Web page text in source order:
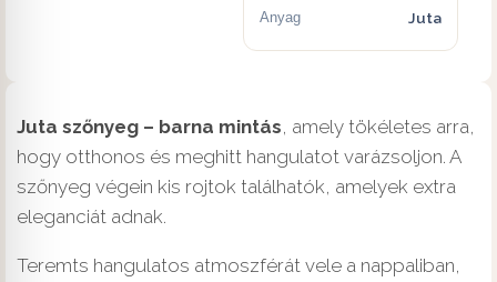
Anyag Juta
Juta szőnyeg – barna mintás, amely tökéletes arra,
hogy otthonos és meghitt hangulatot varázsoljon. A
szőnyeg végein kis rojtok találhatók, amelyek extra
eleganciát adnak.
Teremts hangulatos atmoszférát vele a nappaliban,